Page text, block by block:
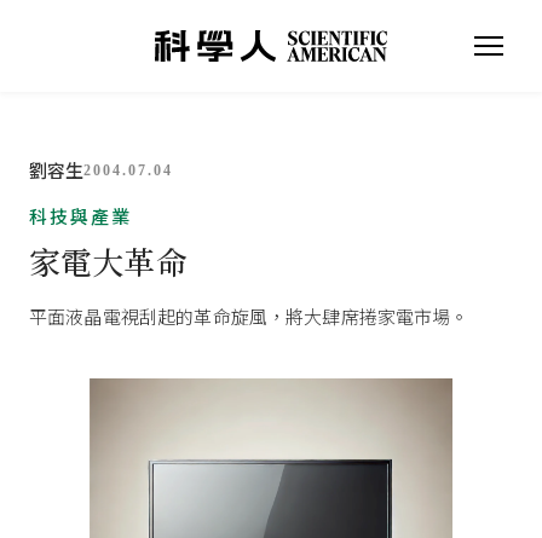
劉容生2004.07.04
科技與產業
家電大革命
平面液晶電視刮起的革命旋風，將大肆席捲家電市場。